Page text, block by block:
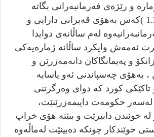
و رێژەی فەرمانبەرانی بگاتە
نزيكه‌ى( 1.249.481 )کەس بەهۆی قەیرانی دارایی و
لەم ساڵانەی دوایدا
ئەمەش وایکرد ساڵانە ژمارەیەکی
و پەیمانگاکان دانەمەزرێن و
، بەهۆی چەسپاندنی ئەو یاسایە
کورد کە دوای وەرگرتنی
لەسەر حکومەت دایبمەزرێنێت،
لە خوێندن داببرێت و ببێتە هۆی خراپ
خوێندکار چونکە دەبینێت لەماڵەوە